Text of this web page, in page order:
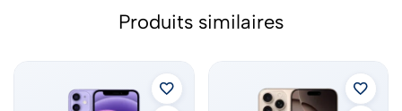
Produits similaires